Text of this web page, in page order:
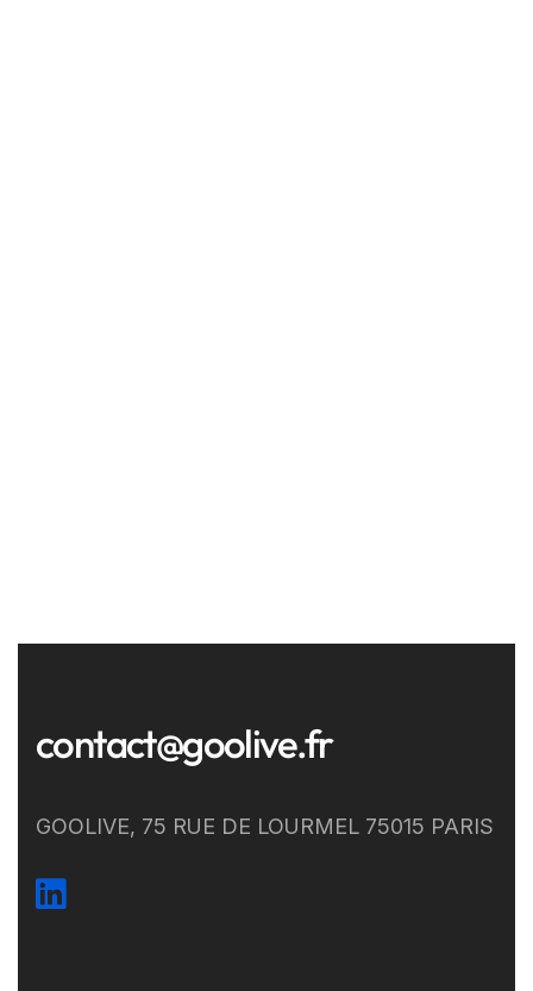
contact@goolive.fr
GOOLIVE, 75 RUE DE LOURMEL 75015 PARIS